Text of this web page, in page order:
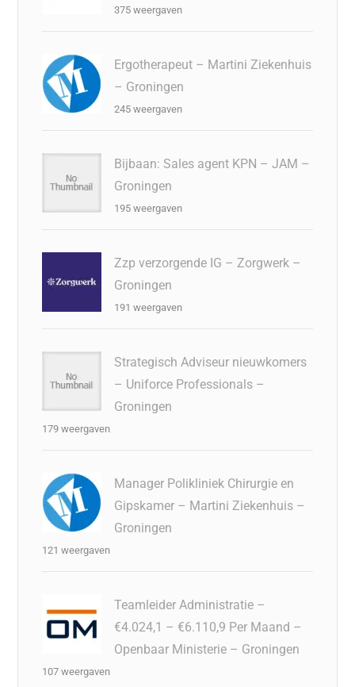
375 weergaven
Ergotherapeut – Martini Ziekenhuis
– Groningen
245 weergaven
Bijbaan: Sales agent KPN – JAM –
Groningen
195 weergaven
Zzp verzorgende IG – Zorgwerk –
Groningen
191 weergaven
Strategisch Adviseur nieuwkomers
– Uniforce Professionals –
Groningen
179 weergaven
Manager Polikliniek Chirurgie en
Gipskamer – Martini Ziekenhuis –
Groningen
121 weergaven
Teamleider Administratie –
€4.024,1 – €6.110,9 Per Maand –
Openbaar Ministerie – Groningen
107 weergaven